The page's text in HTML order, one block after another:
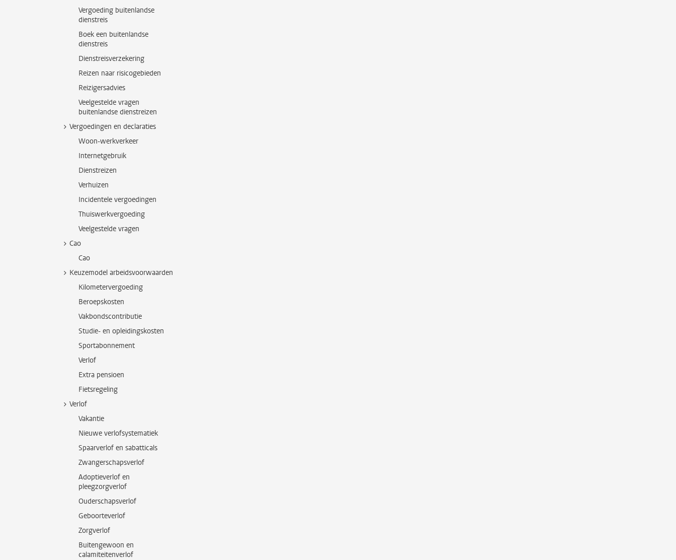
Vergoeding buitenlandse
dienstreis
Boek een buitenlandse
dienstreis
Dienstreisverzekering
Reizen naar risicogebieden
Reizigersadvies
Veelgestelde vragen
buitenlandse dienstreizen
Vergoedingen en declaraties
Woon-werkverkeer
Internetgebruik
Dienstreizen
Verhuizen
Incidentele vergoedingen
Thuiswerkvergoeding
Veelgestelde vragen
Cao
Cao
Keuzemodel arbeidsvoorwaarden
Kilometervergoeding
Beroepskosten
Vakbondscontributie
Studie- en opleidingskosten
Sportabonnement
Verlof
Extra pensioen
Fietsregeling
Verlof
Vakantie
Nieuwe verlofsystematiek
Spaarverlof en sabatticals
Zwangerschapsverlof
Adoptieverlof en
pleegzorgverlof
Ouderschapsverlof
Geboorteverlof
Zorgverlof
Buitengewoon en
calamiteitenverlof